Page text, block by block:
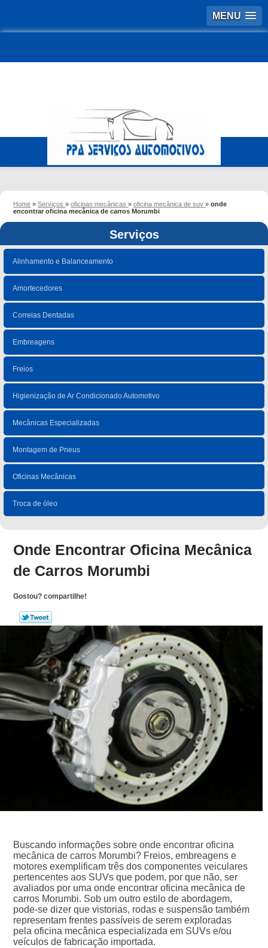
MENU
Home »Serviços»oficinas mecânicas»oficina mecânica de suv»onde
encontrar oficina mecânica de carros Morumbi
Serviços
Alinhamento e Balanceamento
Amortecedores
Correias Dentadas
Embreagens
Freios
Higienização de Ar Condicionado Automotivo
Mecânicas Especializadas
Montagem de Pneus
Oficinas Mecânicas
Troca de óleo
Onde Encontrar Oficina Mecânica
de Carros Morumbi
Gostou? compartilhe!
Buscando informações sobre onde encontrar oficina
mecânica de carros Morumbi? Freios, embreagens e
motores exemplificam três dos componentes veiculares
pertencentes aos SUVs que podem, por que não, ser
avaliados por uma onde encontrar oficina mecânica de
carros Morumbi. Sob um outro estilo de abordagem,
pode-se dizer que vistorias, rodas e suspensão também
representam frentes passíveis de serem exploradas
pela oficina mecânica especializada em SUVs e/ou
veículos de fabricação importada.